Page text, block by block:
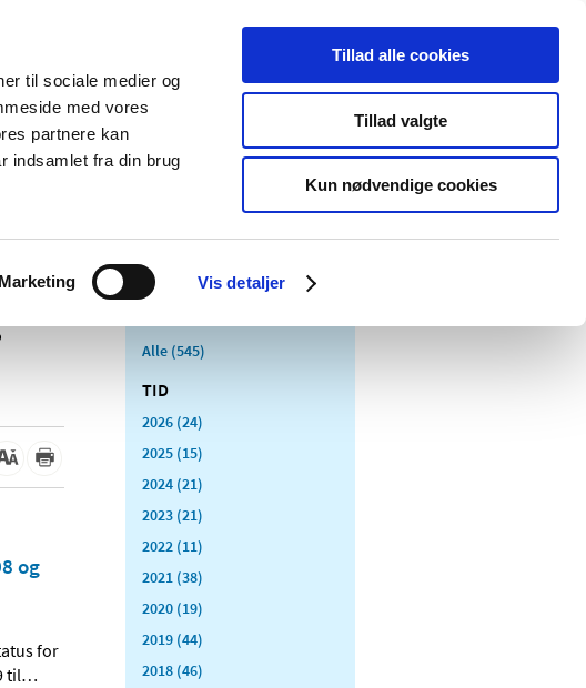
til sociale medier og
med vores
partnere kan
indsamlet fra din brug
Marketing Vis detaljer
Tillad alle cookies
Tillad valgte
Kun nødvendige cookies
Udgivelser
Medicinsk
Særlige
produktområder
og
for
til…
Alle (545)
TID
2026 (24)
2025 (15)
2024 (21)
2023 (21)
2022 (11)
2021 (38)
2020 (19)
2019 (44)
2018 (46)